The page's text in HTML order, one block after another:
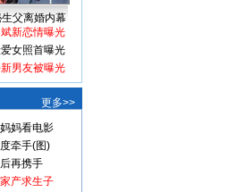
父离婚内幕
新恋情曝光
女照首曝光
男友被曝光
更多>>
妈看电影
牵手(图)
再携手
产求生子